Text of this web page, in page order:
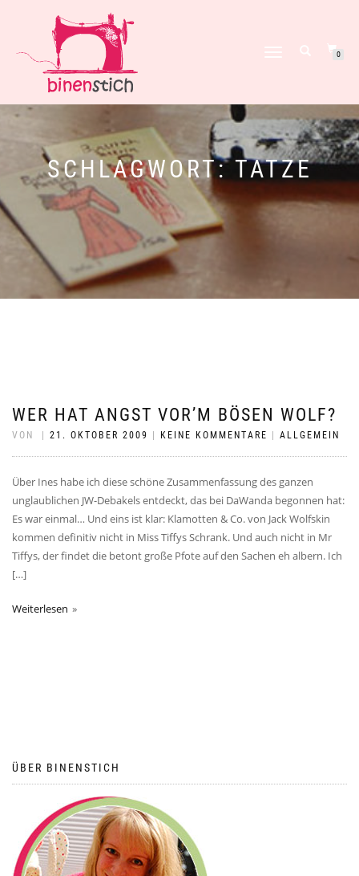
0
SCHLAGWORT: TATZE
WER HAT ANGST VOR’M BÖSEN WOLF?
VON 21. OKTOBER 2009 KEINE KOMMENTARE ALLGEMEIN
Über Ines habe ich diese schöne Zusammenfassung des ganzen
unglaublichen JW-Debakels entdeckt, das bei DaWanda begonnen hat:
Es war einmal… Und eins ist klar: Klamotten & Co. von Jack Wolfskin
kommen definitiv nicht in Miss Tiffys Schrank. Und auch nicht in Mr
Tiffys, der findet die betont große Pfote auf den Sachen eh albern. Ich
[…]
Weiterlesen
ÜBER BINENSTICH